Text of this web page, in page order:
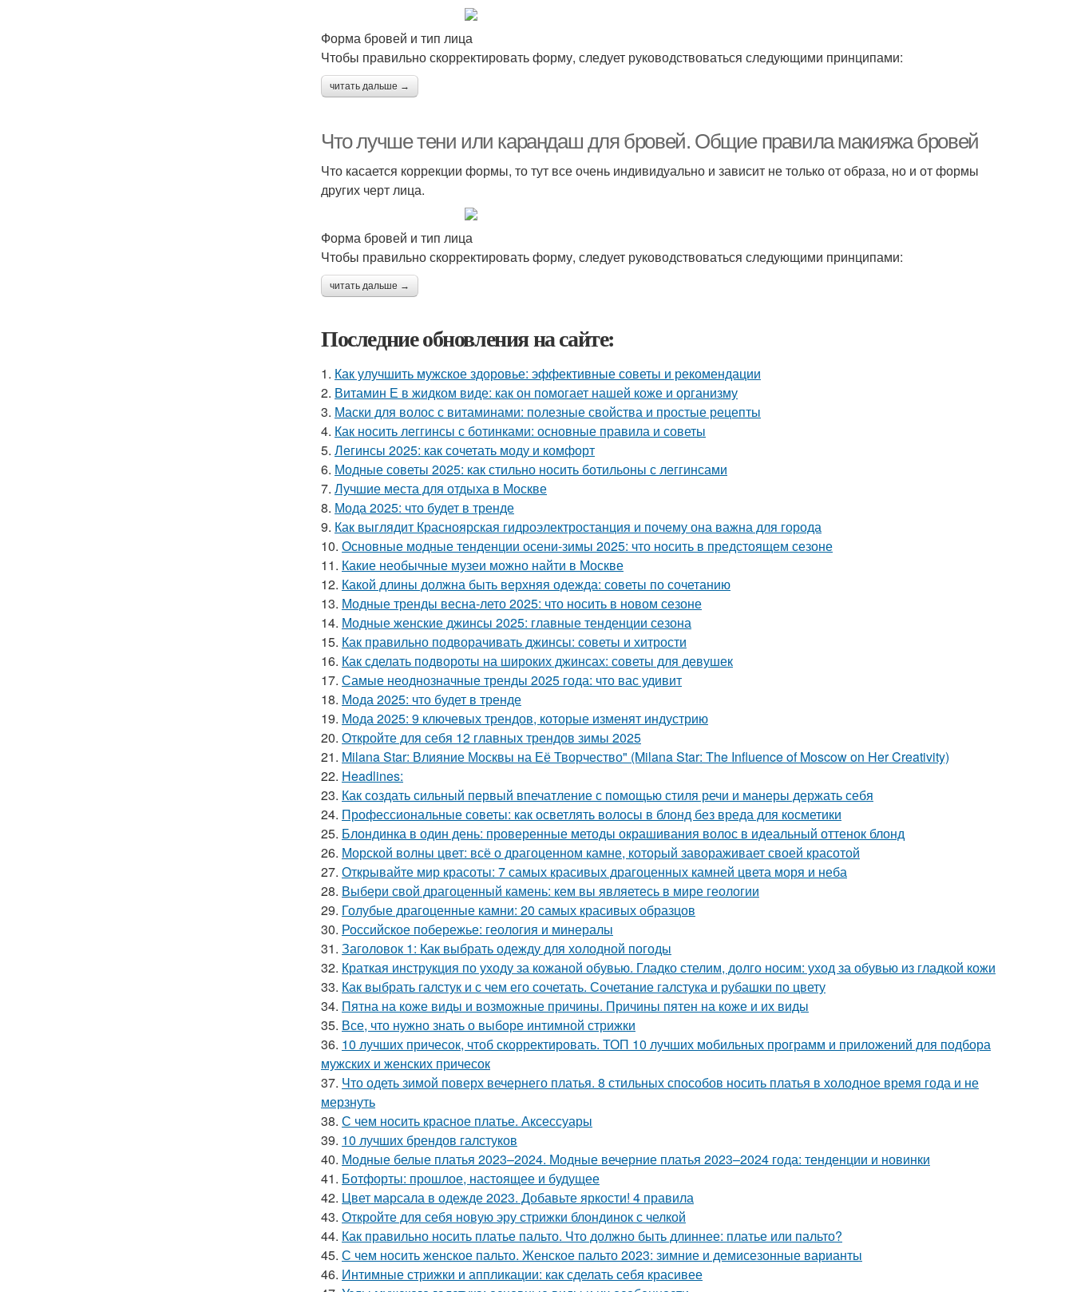
Форма бровей и тип лица
Чтобы правильно скорректировать форму, следует руководствоваться следующими принципами:
читать дальше →
Что лучше тени или карандаш для бровей. Общие правила макияжа бровей
Что касается коррекции формы, то тут все очень индивидуально и зависит не только от образа, но и от формы
других черт лица.
Форма бровей и тип лица
Чтобы правильно скорректировать форму, следует руководствоваться следующими принципами:
читать дальше →
Последние обновления на сайте:
1. Как улучшить мужское здоровье: эффективные советы и рекомендации
2. Витамин Е в жидком виде: как он помогает нашей коже и организму
3. Маски для волос с витаминами: полезные свойства и простые рецепты
4. Как носить леггинсы с ботинками: основные правила и советы
5. Легинсы 2025: как сочетать моду и комфорт
6. Модные советы 2025: как стильно носить ботильоны с леггинсами
7. Лучшие места для отдыха в Москве
8. Мода 2025: что будет в тренде
9. Как выглядит Красноярская гидроэлектростанция и почему она важна для города
10. Основные модные тенденции осени-зимы 2025: что носить в предстоящем сезоне
11. Какие необычные музеи можно найти в Москве
12. Какой длины должна быть верхняя одежда: советы по сочетанию
13. Модные тренды весна-лето 2025: что носить в новом сезоне
14. Модные женские джинсы 2025: главные тенденции сезона
15. Как правильно подворачивать джинсы: советы и хитрости
16. Как сделать подвороты на широких джинсах: советы для девушек
17. Самые неоднозначные тренды 2025 года: что вас удивит
18. Мода 2025: что будет в тренде
19. Мода 2025: 9 ключевых трендов, которые изменят индустрию
20. Откройте для себя 12 главных трендов зимы 2025
21. Milana Star: Влияние Москвы на Её Творчество" (Milana Star: The Influence of Moscow on Her Creativity)
22. Headlines:
23. Как создать сильный первый впечатление с помощью стиля речи и манеры держать себя
24. Профессиональные советы: как осветлять волосы в блонд без вреда для косметики
25. Блондинка в один день: проверенные методы окрашивания волос в идеальный оттенок блонд
26. Морской волны цвет: всё о драгоценном камне, который завораживает своей красотой
27. Открывайте мир красоты: 7 самых красивых драгоценных камней цвета моря и неба
28. Выбери свой драгоценный камень: кем вы являетесь в мире геологии
29. Голубые драгоценные камни: 20 самых красивых образцов
30. Российское побережье: геология и минералы
31. Заголовок 1: Как выбрать одежду для холодной погоды
32. Краткая инструкция по уходу за кожаной обувью. Гладко стелим, долго носим: уход за обувью из гладкой кожи
33. Как выбрать галстук и с чем его сочетать. Сочетание галстука и рубашки по цвету
34. Пятна на коже виды и возможные причины. Причины пятен на коже и их виды
35. Все, что нужно знать о выборе интимной стрижки
36. 10 лучших причесок, чтоб скорректировать. ТОП 10 лучших мобильных программ и приложений для подбора
мужских и женских причесок
37. Что одеть зимой поверх вечернего платья. 8 стильных способов носить платья в холодное время года и не
мерзнуть
38. С чем носить красное платье. Аксессуары
39. 10 лучших брендов галстуков
40. Модные белые платья 2023–2024. Модные вечерние платья 2023–2024 года: тенденции и новинки
41. Ботфорты: прошлое, настоящее и будущее
42. Цвет марсала в одежде 2023. Добавьте яркости! 4 правила
43. Откройте для себя новую эру стрижки блондинок с челкой
44. Как правильно носить платье пальто. Что должно быть длиннее: платье или пальто?
45. С чем носить женское пальто. Женское пальто 2023: зимние и демисезонные варианты
46. Интимные стрижки и аппликации: как сделать себя красивее